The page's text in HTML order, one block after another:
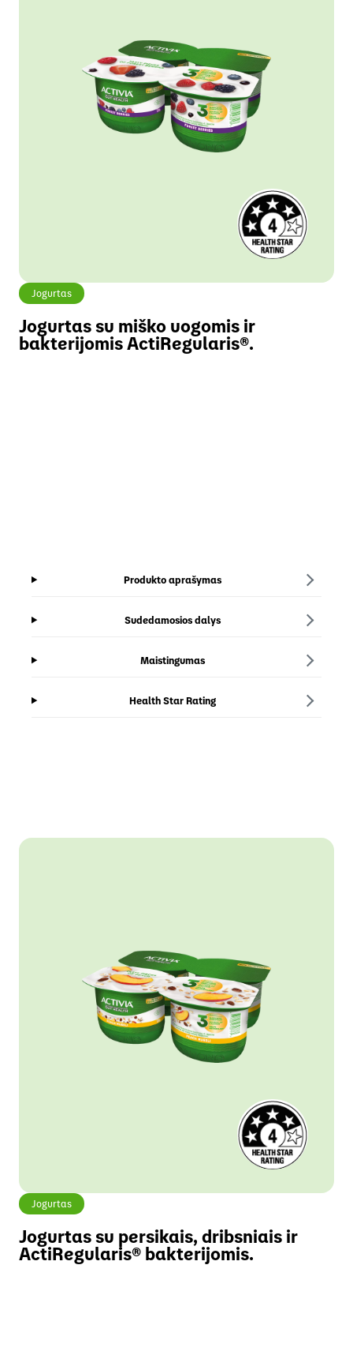
Jogurtas
Jogurtas su miško uogomis ir
bakterijomis ActiRegularis®.
Produkto aprašymas
Sudedamosios dalys
Maistingumas
Health Star Rating
Jogurtas
Jogurtas su persikais, dribsniais ir
ActiRegularis® bakterijomis.